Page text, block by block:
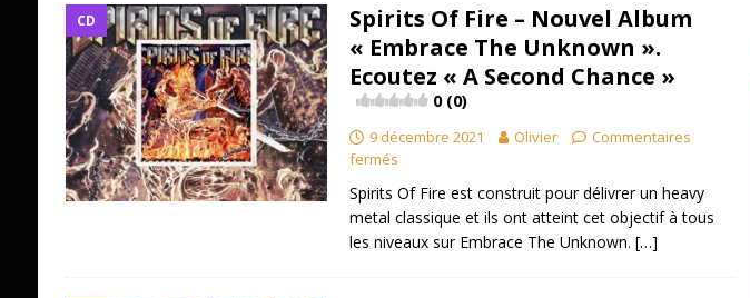
CD
Spirits Of Fire – Nouvel Album
« Embrace The Unknown ».
Ecoutez « A Second Chance »
0 (0)
9 décembre 2021 Olivier
Commentaires
fermés
Spirits Of Fire est construit pour délivrer un heavy
metal classique et ils ont atteint cet objectif à tous
les niveaux sur Embrace The Unknown. […]